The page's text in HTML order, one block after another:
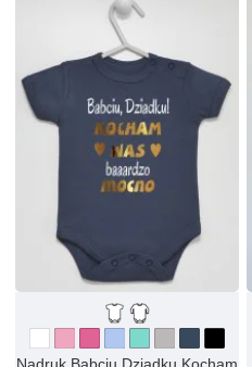
Nadruk Babciu Dziadku Kocham